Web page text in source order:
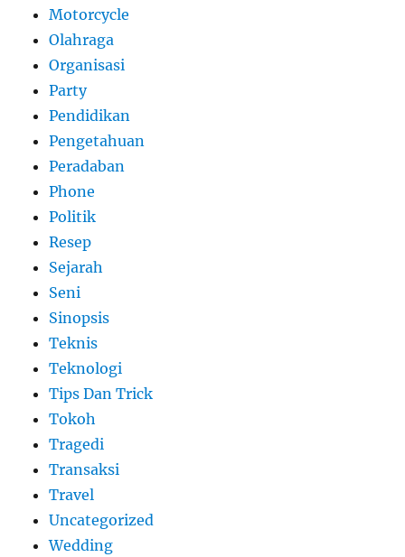
Motorcycle
Olahraga
Organisasi
Party
Pendidikan
Pengetahuan
Peradaban
Phone
Politik
Resep
Sejarah
Seni
Sinopsis
Teknis
Teknologi
Tips Dan Trick
Tokoh
Tragedi
Transaksi
Travel
Uncategorized
Wedding